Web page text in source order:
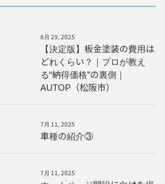
8月 29, 2025
【決定版】板金塗装の費用は
どれくらい？｜プロが教え
る“納得価格”の裏側｜
AUTOP（松阪市）
7月 11, 2025
車種の紹介③
7月 11, 2025